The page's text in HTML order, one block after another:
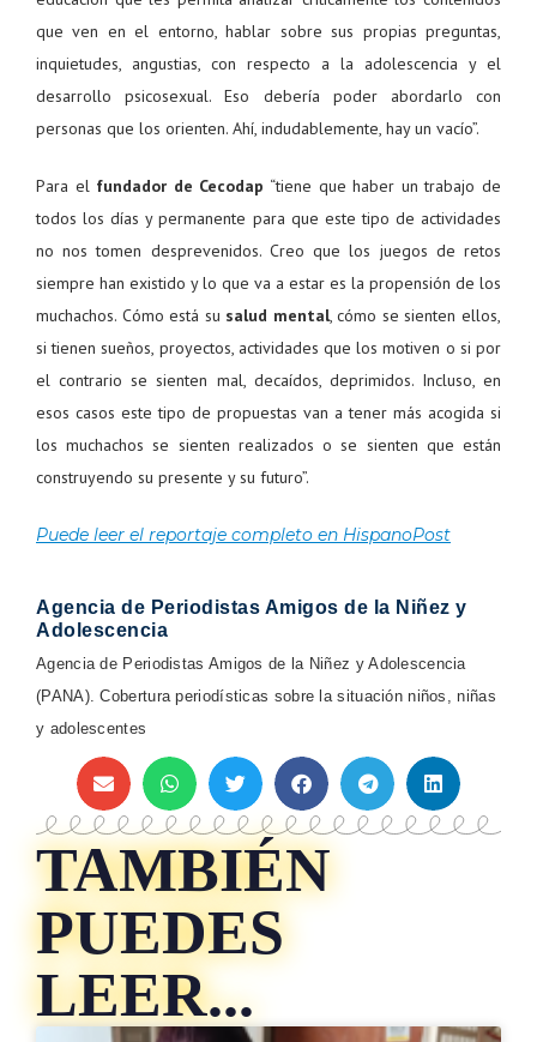
que ven en el entorno, hablar sobre sus propias preguntas,
inquietudes, angustias, con respecto a la adolescencia y el
desarrollo psicosexual. Eso debería poder abordarlo con
personas que los orienten. Ahí, indudablemente, hay un vacío”.
Para el fundador de Cecodap “tiene que haber un trabajo de
todos los días y permanente para que este tipo de actividades
no nos tomen desprevenidos. Creo que los juegos de retos
siempre han existido y lo que va a estar es la propensión de los
muchachos. Cómo está su salud mental, cómo se sienten ellos,
si tienen sueños, proyectos, actividades que los motiven o si por
el contrario se sienten mal, decaídos, deprimidos. Incluso, en
esos casos este tipo de propuestas van a tener más acogida si
los muchachos se sienten realizados o se sienten que están
construyendo su presente y su futuro”.
Puede leer el reportaje completo en HispanoPost
Agencia de Periodistas Amigos de la Niñez y
Adolescencia
Agencia de Periodistas Amigos de la Niñez y Adolescencia
(PANA). Cobertura periodísticas sobre la situación niños, niñas
y adolescentes
TAMBIÉN
PUEDES
LEER...